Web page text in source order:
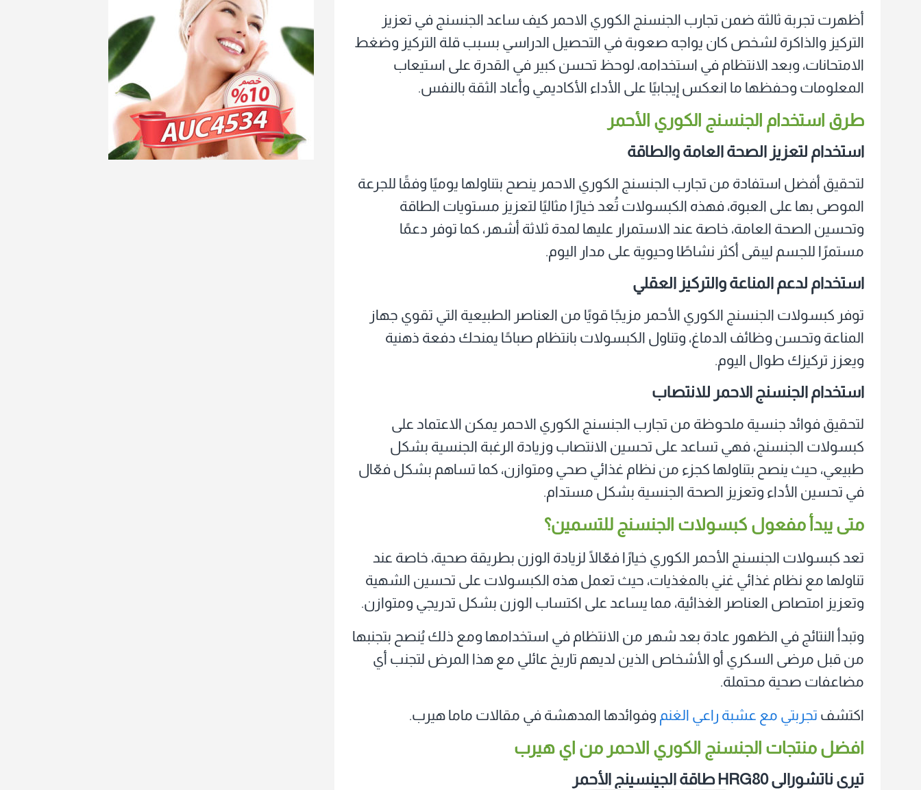
أظهرت تجربة ثالثة ضمن تجارب الجنسنج الكوري الاحمر كيف ساعد الجنسنج في تعزيز
التركيز والذاكرة لشخص كان يواجه صعوبة في التحصيل الدراسي بسبب قلة التركيز وضغط
الامتحانات، وبعد الانتظام في استخدامه، لوحظ تحسن كبير في القدرة على استيعاب
المعلومات وحفظها ما انعكس إيجابيًا على الأداء الأكاديمي وأعاد الثقة بالنفس.
طرق استخدام الجنسنج الكوري الأحمر
استخدام لتعزيز الصحة العامة والطاقة
لتحقيق أفضل استفادة من تجارب الجنسنج الكوري الاحمر ينصح بتناولها يوميًا وفقًا للجرعة
الموصى بها على العبوة، فهذه الكبسولات تُعد خيارًا مثاليًا لتعزيز مستويات الطاقة
وتحسين الصحة العامة، خاصة عند الاستمرار عليها لمدة ثلاثة أشهر، كما توفر دعمًا
مستمرًا للجسم ليبقى أكثر نشاطًا وحيوية على مدار اليوم.
استخدام لدعم المناعة والتركيز العقلي
توفر كبسولات الجنسنج الكوري الأحمر مزيجًا قويًا من العناصر الطبيعية التي تقوي جهاز
المناعة وتحسن وظائف الدماغ، وتناول الكبسولات بانتظام صباحًا يمنحك دفعة ذهنية
ويعزز تركيزك طوال اليوم.
استخدام الجنسنج الاحمر للانتصاب
لتحقيق فوائد جنسية ملحوظة من تجارب الجنسنج الكوري الاحمر يمكن الاعتماد على
كبسولات الجنسنج، فهي تساعد على تحسين الانتصاب وزيادة الرغبة الجنسية بشكل
طبيعي، حيث ينصح بتناولها كجزء من نظام غذائي صحي ومتوازن، كما تساهم بشكل فعّال
في تحسين الأداء وتعزيز الصحة الجنسية بشكل مستدام.
متى يبدأ مفعول كبسولات الجنسنج للتسمين؟
تعد كبسولات الجنسنج الأحمر الكوري خيارًا فعّالًا لزيادة الوزن بطريقة صحية، خاصة عند
تناولها مع نظام غذائي غني بالمغذيات، حيث تعمل هذه الكبسولات على تحسين الشهية
وتعزيز امتصاص العناصر الغذائية، مما يساعد على اكتساب الوزن بشكل تدريجي ومتوازن.
وتبدأ النتائج في الظهور عادة بعد شهر من الانتظام في استخدامها ومع ذلك يُنصح بتجنبها
من قبل مرضى السكري أو الأشخاص الذين لديهم تاريخ عائلي مع هذا المرض لتجنب أي
مضاعفات صحية محتملة.
اكتشف تجربتي مع عشبة راعي الغنم وفوائدها المدهشة في مقالات ماما هيرب.
افضل منتجات الجنسنج الكوري الاحمر من اي هيرب
تيري ناتشورالي‏ HRG80 طاقة الجينسينج الأحمر